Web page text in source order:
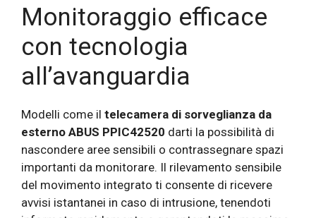
Monitoraggio efficace
con tecnologia
all’avanguardia
Modelli come il telecamera di sorveglianza da
esterno ABUS PPIC42520 darti la possibilità di
nascondere aree sensibili o contrassegnare spazi
importanti da monitorare. Il rilevamento sensibile
del movimento integrato ti consente di ricevere
avvisi istantanei in caso di intrusione, tenendoti